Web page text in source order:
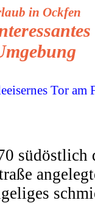
in Ockfen
Tor am
südöstlich